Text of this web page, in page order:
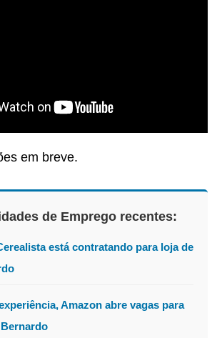
em breve.
de Emprego recentes:
está contratando para loja de
Amazon abre vagas para